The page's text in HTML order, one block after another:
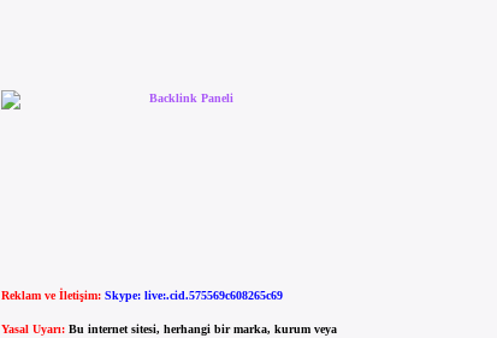
Reklam ve İletişim: Skype: live:.cid.575569c608265c69
Yasal Uyarı: Bu internet sitesi, herhangi bir marka, kurum veya